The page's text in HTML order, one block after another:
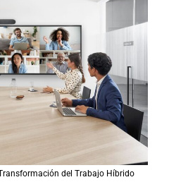
del Trabajo Híbrido